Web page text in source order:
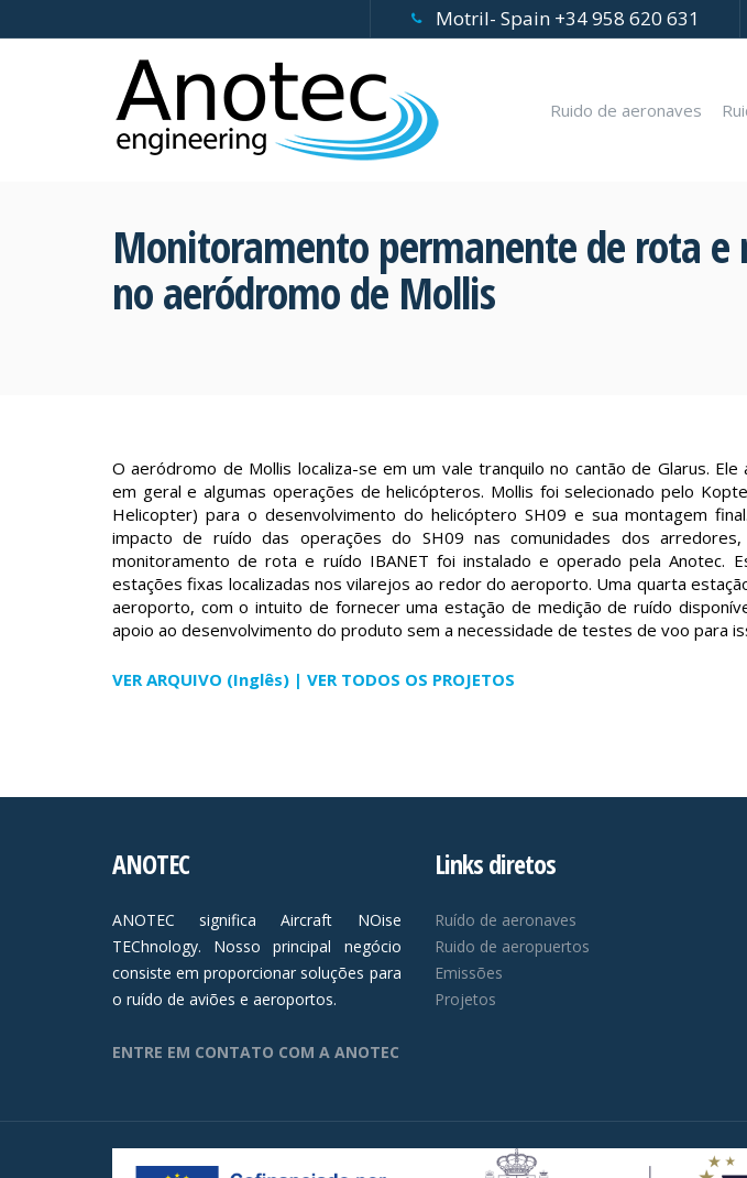
Motril- Spain +34 958 620 631
Ruido de aeronaves
Monitoramento permanente de rota e
no aeródromo de Mollis
O aeródromo de Mollis localiza-se em um vale tranquilo no cantão de Glarus. Ele
em geral e algumas operações de helicópteros. Mollis foi selecionado pelo
Helicopter) para o desenvolvimento do helicóptero SH09 e sua montagem
impacto de ruído das operações do SH09 nas comunidades dos
monitoramento de rota e ruído IBANET foi instalado e operado pela Anotec.
estações fixas localizadas nos vilarejos ao redor do aeroporto. Uma quarta
aeroporto, com o intuito de fornecer uma estação de medição de ruído
apoio ao desenvolvimento do produto sem a necessidade de testes de voo para
VER ARQUIVO (Inglês) | VER TODOS OS PROJETOS
ANOTEC
ANOTEC significa Aircraft NOise
TEChnology. Nosso principal negócio
consiste em proporcionar soluções para
o ruído de aviões e aeroportos.
ENTRE EM CONTATO COM A ANOTEC
Links diretos
Ruído de aeronaves
Ruido de aeropuertos
Emissões
Projetos